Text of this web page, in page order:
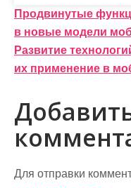
Н
а
в
и
г
а
ц
Продвинутые
в новые модели
Развитие
их применение в
Для отправки